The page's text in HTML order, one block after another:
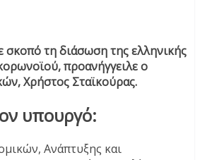
σκοπό τη διάσωση της ελληνικής
προανήγγειλε ο
Χρήστος Σταϊκούρας.
υπουργό:
Ανάπτυξης και